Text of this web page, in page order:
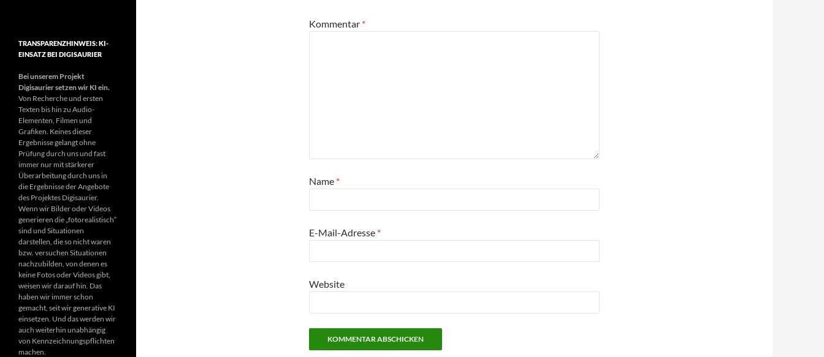
Kommentar *
Name *
E-Mail-Adresse *
Website
TRANSPARENZHINWEIS: KI-
EINSATZ BEI DIGISAURIER
Bei unserem Projekt
Digisaurier setzen wir KI ein.
Von Recherche und ersten
Texten bis hin zu Audio-
Elementen, Filmen und
Grafiken. Keines dieser
Ergebnisse gelangt ohne
Prüfung durch uns und fast
immer nur mit stärkerer
Überarbeitung durch uns in
die Ergebnisse der Angebote
des Projektes Digisaurier.
Wenn wir Bilder oder Videos
generieren die „fotorealistisch“
sind und Situationen
darstellen, die so nicht waren
bzw. versuchen Situationen
nachzubilden, von denen es
keine Fotos oder Videos gibt,
weisen wir darauf hin. Das
haben wir immer schon
gemacht, seit wir generative KI
einsetzen. Und das werden wir
auch weiterhin unabhängig
von Kennzeichnungspflichten
machen.